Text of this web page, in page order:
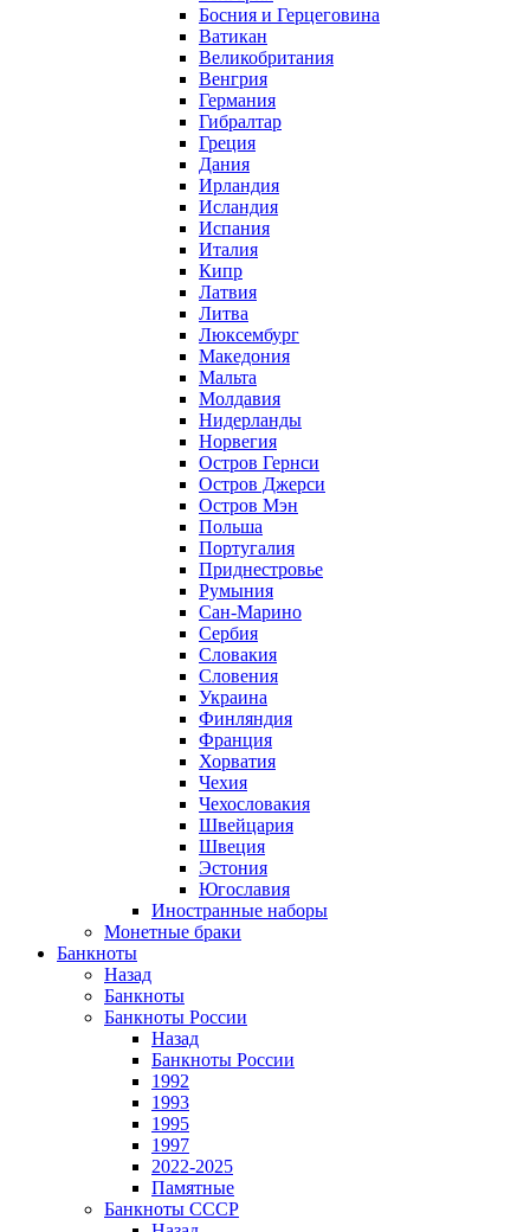
Босния и Герцеговина
Ватикан
Великобритания
Венгрия
Германия
Гибралтар
Греция
Дания
Ирландия
Исландия
Испания
Италия
Кипр
Латвия
Литва
Люксембург
Македония
Мальта
Молдавия
Нидерланды
Норвегия
Остров Гернси
Остров Джерси
Остров Мэн
Польша
Португалия
Приднестровье
Румыния
Сан-Марино
Сербия
Словакия
Словения
Украина
Финляндия
Франция
Хорватия
Чехия
Чехословакия
Швейцария
Швеция
Эстония
Югославия
Иностранные наборы
Монетные браки
Банкноты
Назад
Банкноты
Банкноты России
Назад
Банкноты России
1992
1993
1995
1997
2022-2025
Памятные
Банкноты СССР